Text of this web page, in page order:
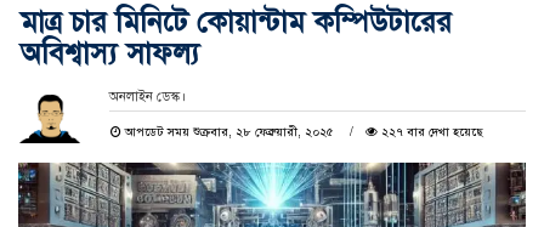
মাত্র চার মিনিটে কোয়ান্টাম কম্পিউটারের
অবিশ্বাস্য সাফল্য
অনলাইন ডেস্ক।
আপডেট সময় শুক্রবার, ২৮ ফেব্রুয়ারী, ২০২৫ ২২৭ বার দেখা হয়েছে